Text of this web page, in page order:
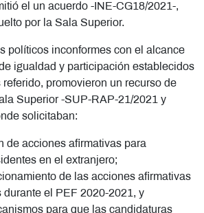
el un acuerdo -INE-CG18/2021-,
por la Sala Superior.
políticos inconformes con el alcance
igualdad y participación establecidos
promovieron un recurso de
Superior -SUP-RAP-21/2021 y
solicitaban:
de acciones afirmativas para
en el extranjero;
de las acciones afirmativas
durante el PEF 2020-2021, y
para que las candidaturas